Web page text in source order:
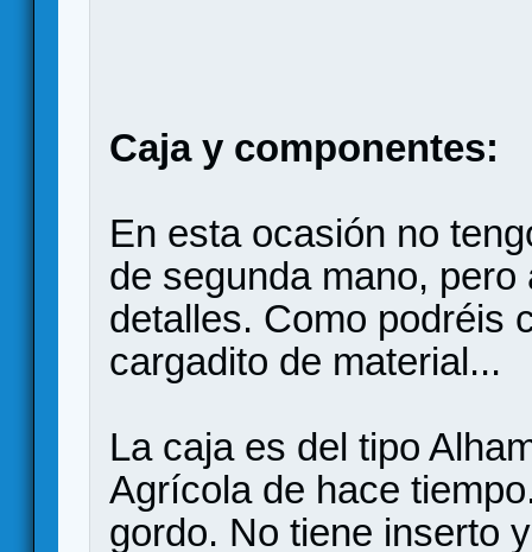
Caja y componentes:
En esta ocasión no
de segunda mano,
detalles. Como podréis
cargadito de material...
La caja es del tipo
Agrícola de hace
gordo. No tiene inserto